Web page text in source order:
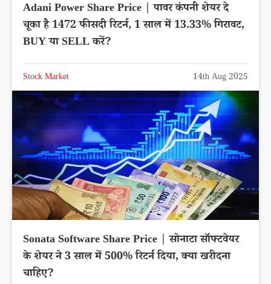
Adani Power Share Price | पावर कंपनी शेयर दे
चूका है 1472 फीसदी रिटर्न, 1 साल में 13.33% गिरावट,
BUY या SELL करें?
Stock Market 14th Aug 2025
Sonata Software Share Price | सोनाटा सॉफ्टवेयर
के शेयर ने 3 साल में 500% रिटर्न दिया, क्या खरीदना
चाहिए?